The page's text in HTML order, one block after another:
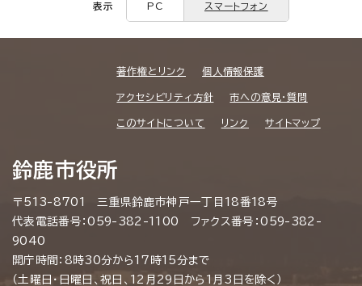
表示 PC スマートフォン
著作権とリンク 個人情報保護
アクセシビリティ方針 市への意見・質問
このサイトについて リンク サイトマップ
鈴鹿市役所
〒513-8701 三重県鈴鹿市神戸一丁目18番18号
代表電話番号：059-382-1100 ファクス番号：059-382-
9040
開庁時間：8時30分から17時15分まで
（土曜日・日曜日、祝日、12月29日から1月3日を除く）